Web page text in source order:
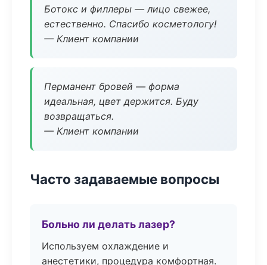
Ботокс и филлеры — лицо свежее,
естественно. Спасибо косметологу!
— Клиент компании
Перманент бровей — форма
идеальная, цвет держится. Буду
возвращаться.
— Клиент компании
Часто задаваемые вопросы
Больно ли делать лазер?
Используем охлаждение и
анестетики, процедура комфортная.